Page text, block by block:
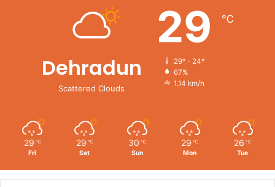
Dehradun
Scattered Clouds
29 ℃
29º - 24º
67%
1.14 km/h
29 ℃
Fri
29 ℃
Sat
30 ℃
Sun
29 ℃
Mon
26 ℃
Tue